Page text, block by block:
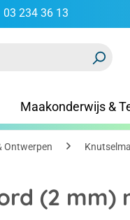
hoofdnavigatie
03 234 36 13
Maakonderwijs &
Ontwerpen
(2 mm)